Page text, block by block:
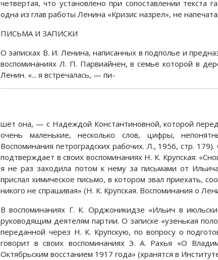
четвертая, что установлено при сопоставлении текста
одна из глав работы Ленина «Кризис назрел», не
ПИСЬМА И ЗАПИСКИ
О записках В. И. Ленина, написанных в подполье и
воспоминаниях Л. П. Парвиайнен, в семье которой в
Ленин. «... я встречалась, — пи-
шет она, — с Надеждой Константиновной, которой
очень маленькие, несколько слов, цифры,
Воспоминания петроградских рабочих. Л., 1956, стр.
подтверждает в своих воспоминаниях Н. К. Крупская:
я не раз заходила потом к нему за письмами от
прислал химическое письмо, в котором звал приехать,
никого не спрашивая» (Н. К. Крупская. Воспоминания о
В воспоминаниях Г. К. Орджоникидзе «Ильич в
руководящим деятелям партии. О записке «узенькая
переданной через Н. К. Крупскую, по вопросу о
говорит в своих воспоминаниях Э. А. Рахья «О
Октябрьским восстанием 1917 года» (хранятся в